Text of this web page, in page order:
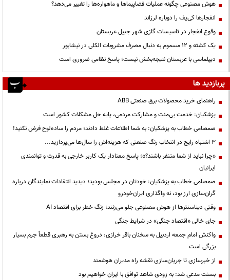
هوش مصنوعی چگونه عملیات فضاپیماها و ماهواره‌ها را تغییر می‌دهد؟
انفجارها کی‌یف را دوباره لرزاند
وقوع انفجار در تاسیسات گازی شهر جبیل عربستان
یک کشته و ۱۲ مسموم به دنبال مصرف مشروبات الکلی در نیشابور
دیپلماسی با عربستان نتیجه‌بخش نیست؛ پاسخ نظامی ضروری است
پربازدید ها
راهنمای خرید محصولات برق صنعتی ABB
پزشکیان: خدمت بی‌منت و مشارکت مردمی، پایه حل مشکلات کشور است
صمصامی خطاب به پزشکیان: به شما اطلاعات غلط دادند؛ مردم را ساده‌لوح فرض نکنید!
3 اشتباه رایج در انتخاب رنگ صنعتی که هزینه‌اش را سال‌ها می‌پردازید...
«چرا نباید از شما متنفر باشند؟»؛ پاسخ معنادار یک کاربر خارجی به قدرت و توانمندی
ایرانیان
صمصامی خطاب به پزشکیان: خودتان در مجلس بودید؛ دیدید انتقادات نمایندگان درباره
گران‌سازی ارز بود، نه واگذاری ایران‌خودرو
وقتی دیتاسنترها از هوش مصنوعی جلو می‌زنند؛ زنگ خطر برای اقتصاد AI
جای خالی «اقتصاد جنگی» در شرایط جنگی
واکنش امام جمعه اردبیل به سخنان باقر خرازی: دروغ بستن به رهبری قطعاً جرم بسیار
بزرگی است
از خبرسازی تا جریان‌سازی نقشه راه مدیران هوشمند
بسنت مدعی شد: به زودی شاهد توافق با ایران خواهیم بود